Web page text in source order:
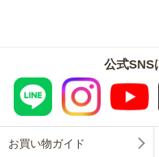
公式SNS
お買い物ガイド